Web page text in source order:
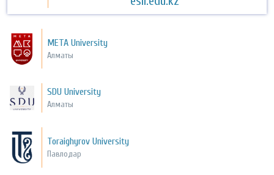
META University
Алматы
SDU University
Алматы
Toraighyrov University
Павлодар